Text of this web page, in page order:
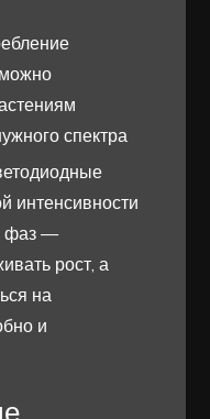
спектра
интенсивности
фаз —
рост, а
на
и